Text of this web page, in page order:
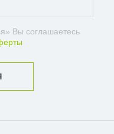
Вы соглашаетесь